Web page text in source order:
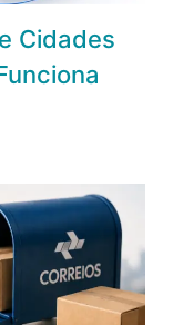
Cidades